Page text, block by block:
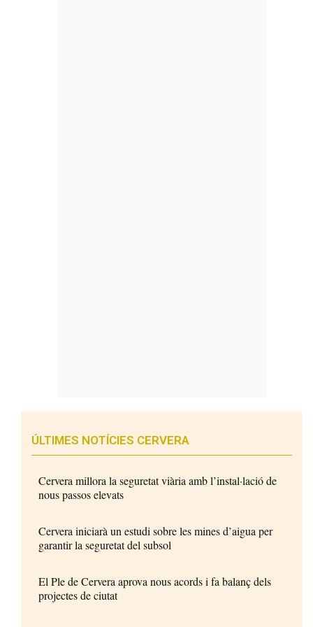
ÚLTIMES NOTÍCIES CERVERA
Cervera millora la seguretat viària amb l’instal·lació de
nous passos elevats
Cervera iniciarà un estudi sobre les mines d’aigua per
garantir la seguretat del subsol
El Ple de Cervera aprova nous acords i fa balanç dels
projectes de ciutat